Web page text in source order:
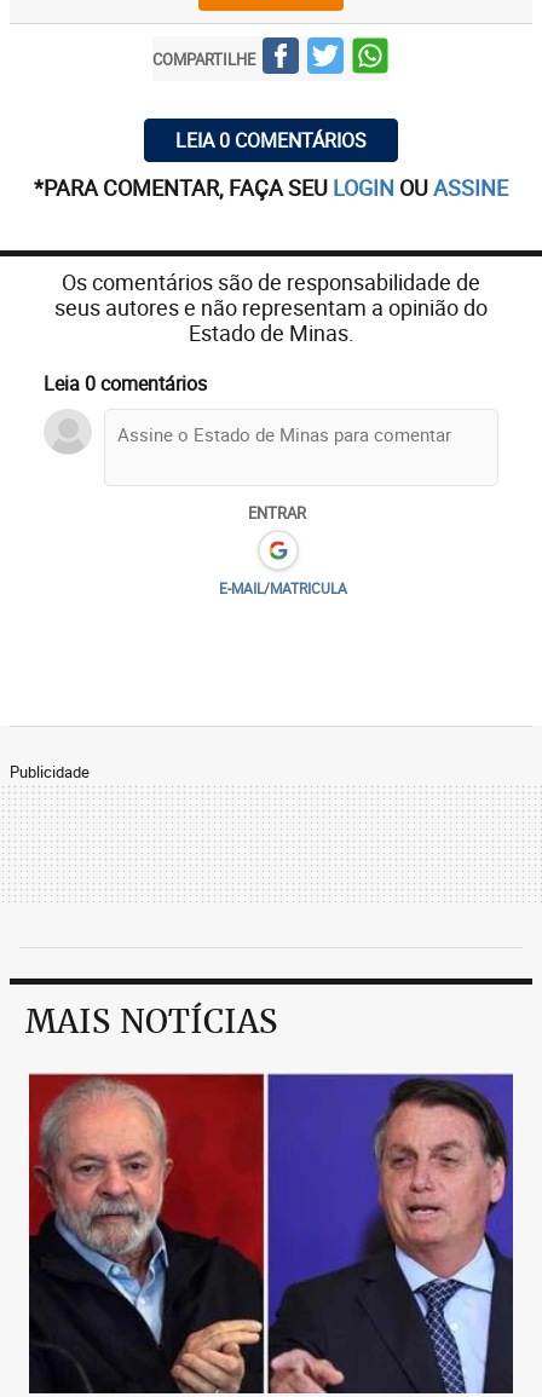
COMPARTILHE
LEIA 0 COMENTÁRIOS
*PARA COMENTAR, FAÇA SEU LOGIN OUASSINE
Os comentários são de responsabilidade de
seus autores e não representam a opinião do
Estado de Minas.
Leia 0 comentários
ENTRAR
E-MAIL/MATRICULA
Publicidade
MAIS NOTÍCIAS